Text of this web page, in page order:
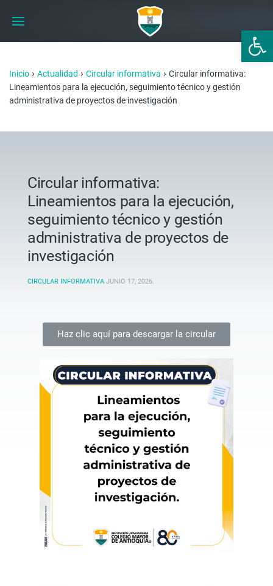
Abrir
Inicio › Actualidad › Circular informativa › Circular informativa:
Lineamientos para la ejecución, seguimiento técnico y gestión
administrativa de proyectos de investigación
Circular informativa:
Lineamientos para la ejecución,
seguimiento técnico y gestión
administrativa de proyectos de
investigación
CIRCULAR INFORMATIVA JUNIO 17, 2026.
Haz clic aquí para descargar la circular